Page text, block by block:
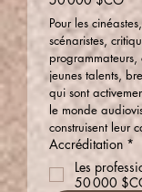
Pour les
scénaristes,
programmateurs,
jeunes talents,
qui sont
le monde
construisent leur
Accréditation *
Les
50 000